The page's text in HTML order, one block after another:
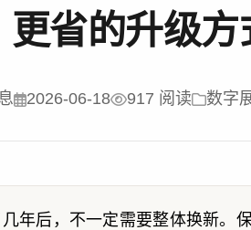
更省的升级方
2026-06-18 917 阅读 数字
年后，不一定需要整体换新。